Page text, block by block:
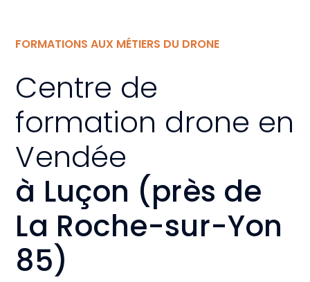
FORMATIONS AUX MÉTIERS DU DRONE
Centre de
formation drone en
Vendée
à Luçon (près de
La Roche-sur-Yon
85)